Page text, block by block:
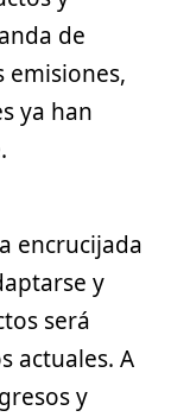
de
emisiones,
ya han
encrucijada
y
será
actuales. A
y